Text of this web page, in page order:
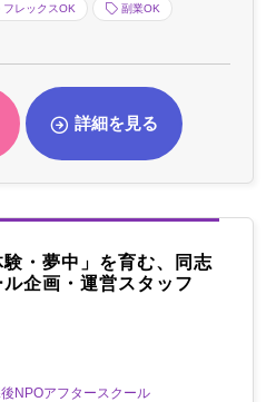
フレックスOK 副業OK
詳細を見る
・夢中」を育む、同志
企画・運営スタッフ
NPOアフタースクール